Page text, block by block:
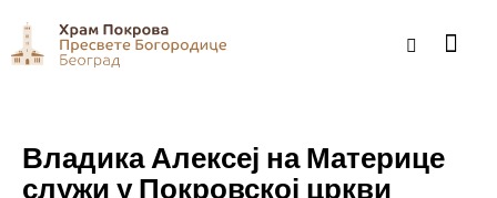
Владика Алексеј на Материце
служи у Покровској цркви